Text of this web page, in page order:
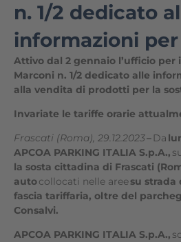
n. 1/2 dedicato
informazioni per
Attivo dal 2 gennaio l’ufficio per
Marconi n. 1/2 dedicato alle
alla vendita di prodotti per la
Invariate le tariffe orarie
Frascati (Roma), 29.12.2023– Da
APCOA PARKING ITALIA S.p.A.,
la sosta cittadina di Frascati
autocollocati nelle areesu strada
fascia tariffaria, oltre del
Consalvi.
APCOA PARKING ITALIA S.p.A.,